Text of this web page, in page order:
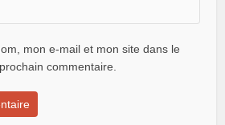
mon e-mail et mon site dans le
commentaire.